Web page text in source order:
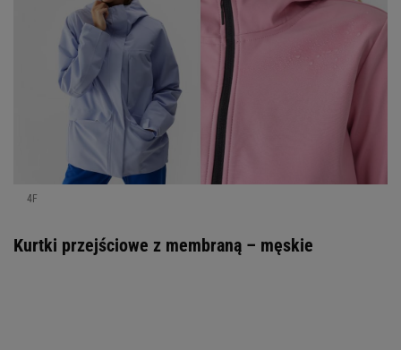
4F
Kurtki przejściowe z membraną – męskie